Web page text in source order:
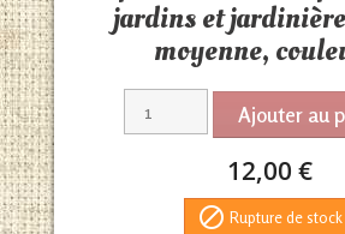
jardins et
moyenne,
Ajouter au
12,00 €
 Rupture de stock